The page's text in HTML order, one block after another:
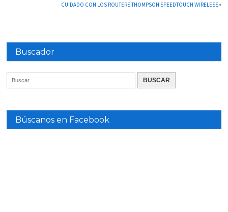
CUIDADO CON LOS ROUTERS THOMPSON SPEEDTOUCH WIRELESS»
Buscador
Búscanos en Facebook